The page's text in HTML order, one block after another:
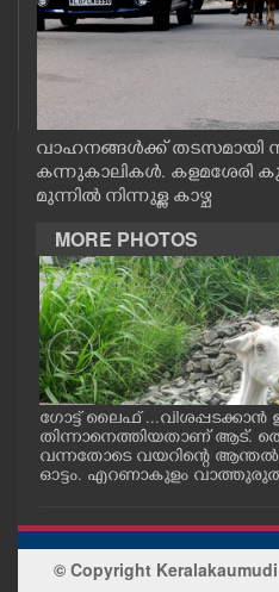
NEWS 360
CASE DIARY
CINEMA
PHOTOS
LIFESTYLE
SPIRITUAL
ART
വാഹനങ്ങൾക്ക് തടസമായി
കന്നുകാലികൾ. കളമശേരി
മുന്നിൽ നിന്നുള്ള കാഴ്ച
MORE PHOTOS
ഗോട്ട് ലൈഫ് ...വിശപ്പടക്കാൻ
തിന്നാനെത്തിയതാണ് ആട്.
വന്നതോടെ വയറിന്റെ ആന്തൽ
ഓട്ടം. എറണാകുളം
© Copyright